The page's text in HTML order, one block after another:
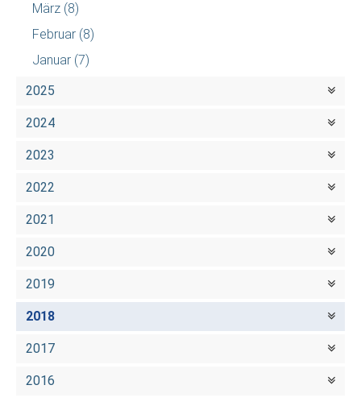
März (8)
Februar (8)
Januar (7)
2025
2024
2023
2022
2021
2020
2019
2018
2017
2016